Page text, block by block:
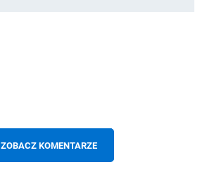
ZOBACZ KOMENTARZE